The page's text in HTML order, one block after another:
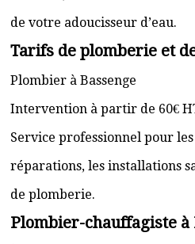
de votre adoucisseur d’eau.
Tarifs de plomberie et
Plombier à Bassenge
Intervention à partir de 60€
Service professionnel pour
réparations, les installations
de plomberie.
Plombier-chauffagiste à